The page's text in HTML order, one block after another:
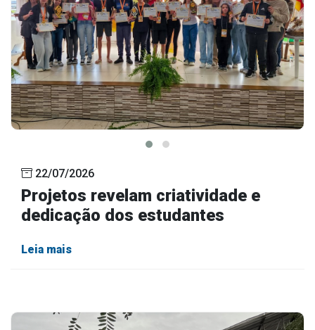
22/07/2026
Projetos revelam criatividade e
dedicação dos estudantes
Leia mais